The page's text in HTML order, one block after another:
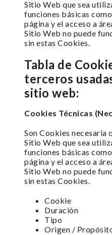
Sitio Web que sea
funciones básicas
página y el acceso a
Sitio Web no puede
sin estas Cookies.
Tabla de
terceros
sitio web:
Cookies Técnicas
Son Cookies necesaria
Sitio Web que sea
funciones básicas
página y el acceso a
Sitio Web no puede
sin estas Cookies.
Cookie
Duración
Tipo
Origen /